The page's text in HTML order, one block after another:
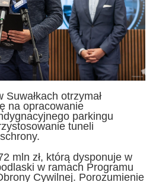
otrzymał
na opracowanie
parkingu
tuneli
mln zł, którą dysponuje w
w ramach Programu
Cywilnej. Porozumienie